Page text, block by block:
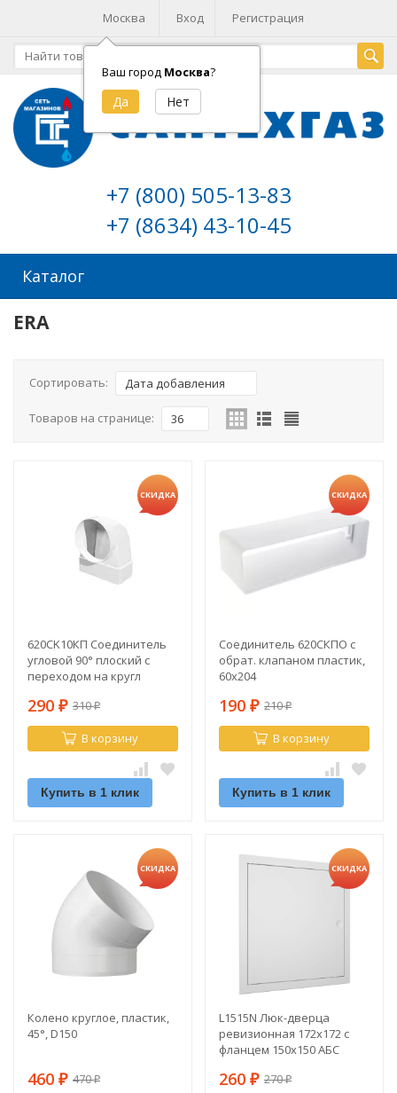
Москва
Ваш город Москва?
Вход Регистрация
+7 (800) 505-13-83
+7 (8634) 43-10-45
Каталог
ERA
Сортировать: Дата добавления
Товаров на странице: 36
СКИДКА
620СK10КП Соединитель
угловой 90° плоский с
переходом на кругл
290 ₽ 310₽
В корзину
Купить в 1 клик
СКИДКА
Соединитель 620СКПО с
обрат. клапаном пластик,
60х204
190 ₽ 210₽
В корзину
Купить в 1 клик
СКИДКА
Колено круглое, пластик,
45°, D150
460 ₽ 470₽
СКИДКА
L1515N Люк-дверца
ревизионная 172х172 с
фланцем 150х150 АБС
260 ₽ 270₽